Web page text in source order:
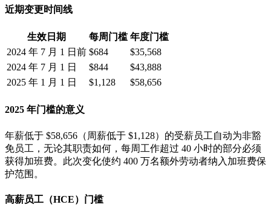
近期变更时间线
生效日期 每周门槛 年度门槛
2024 年 7 月 1 日前 $684
$35,568
2024 年 7 月 1 日
$844
$43,888
2025 年 1 月 1 日
$1,128 $58,656
2025 年门槛的意义
年薪低于 $58,656（周薪低于 $1,128）的受薪员工自动为非豁
免员工，无论其职责如何，每周工作超过 40 小时的部分必须
获得加班费。此次变化使约 400 万名额外劳动者纳入加班费保
护范围。
高薪员工（HCE）门槛